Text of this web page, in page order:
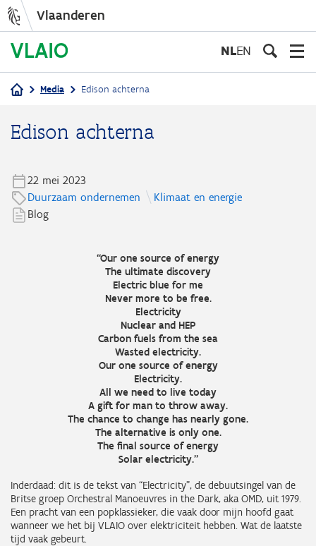
Vlaanderen
NLEN
Media Edison achterna
Edison achterna
22 mei 2023
Duurzaam ondernemen
Klimaat en energie
Blog
“Our one source of energy
The ultimate discovery
Electric blue for me
Never more to be free.
Electricity
Nuclear and HEP
Carbon fuels from the sea
Wasted electricity.
Our one source of energy
Electricity.
All we need to live today
A gift for man to throw away.
The chance to change has nearly gone.
The alternative is only one.
The final source of energy
Solar electricity.”
Inderdaad: dit is de tekst van “Electricity”, de debuutsingel van de
Britse groep Orchestral Manoeuvres in the Dark, aka OMD, uit 1979.
Een pracht van een popklassieker, die vaak door mijn hoofd gaat
wanneer we het bij VLAIO over elektriciteit hebben. Wat de laatste
tijd vaak gebeurt.